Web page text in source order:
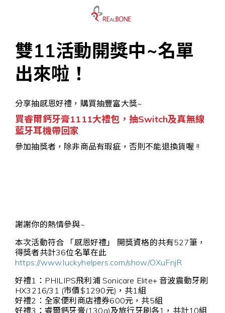
雙11活動開獎中~名單
出來啦！
分享抽感恩好禮，購買抽豐富大獎~
買睿爾鈣牙膏1111大禮包，抽Switch及真無線
藍牙耳機帶回家
參加抽獎者，除非商品有瑕疵，否則不能退換貨喔 !!
謝謝你的熱情參與~
本次活動符合 「感恩好禮」 開獎資格的共有527筆，
得獎者共計36位名單在此
https://www.luckyhelpers.com/show/OXuFnjR
好禮1：PHILIPS飛利浦 Sonicare Elite+ 音波震動牙刷
HX3216/31 (市價$1290元)，共1組
好禮2：全家便利商店禮券600元，共5組
好禮3：睿爾鈣牙膏(130g)及旅行牙刷各1，共計10組